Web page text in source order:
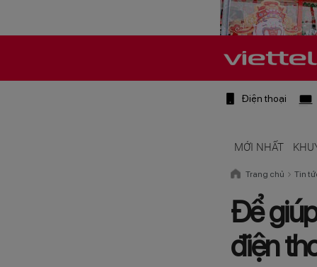
Điện thoại
MỚI NHẤT
Trang chủ Tin
Để
điện